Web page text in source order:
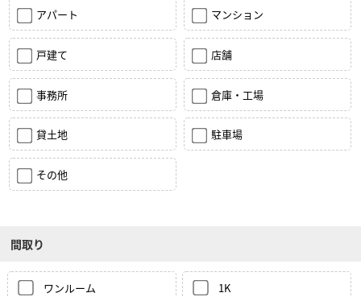
アパート マンション
戸建て 店舗
事務所 倉庫・工場
貸土地 駐車場
その他
間取り
ワンルーム 1K